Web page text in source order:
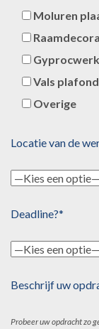
Moluren
Vals plafond
Overige
Locatie van de
Deadline?*
Beschrijf uw
Probeer uw opdracht zo